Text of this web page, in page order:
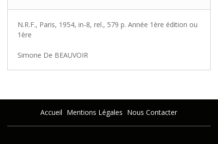
N.R.F., Paris, 1954, in-8, rel., 579 p. Année 1ère édition ou
1ère
Simone De BEAUVOIR
Accueil Mentions Légales Nous Contacter